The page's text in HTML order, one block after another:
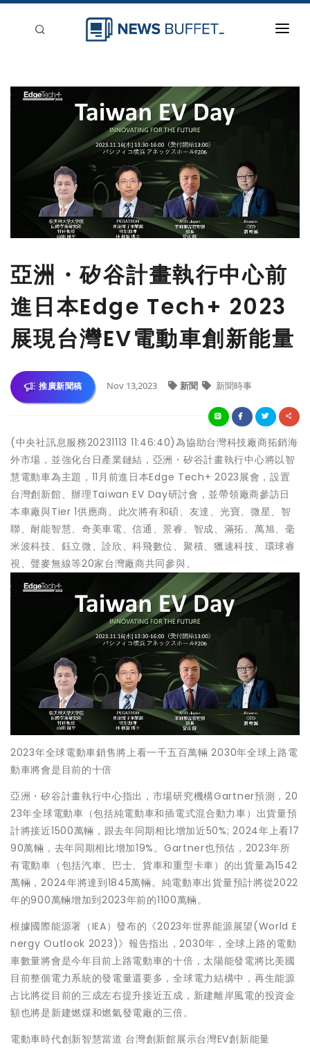
新聞稿分類
刊登
亞洲・矽谷計畫執行中心前
進日本Edge Tech+ 2023
展現台灣EV電動車創新能量
推廣新聞稿 Nov 13,2023 新聞 新聞時事
(中央社訊息服務20231113 11:46:40)為協助台灣科技廠商拓銷海
外市場，並強化台日產業鏈結，亞洲・矽谷計畫執行中心將以智
慧電動車為主題，11月前進日本Edge Tech+ 2023展會，設置
台灣創新館、辦理Taiwan EV Day研討會，並帶領廠商參訪日
本車廠與Tier 1供應商。此次將有和碩、友達、光寶、微星、智
聯、耐能智慧、奇美車電、信通、景睿、智成、滿拓、萬旭、毫
米波科技、鈺立微、詮欣、科飛數位、聚積、獵速科技、環球睿
視、聲麥無線等20家台灣廠商共同參與。
2023年全球電動車銷售將上看一千五百萬輛 2030年全球上路電
動車將會是目前的十倍
亞洲・矽谷計畫執行中心指出，市場研究機構Gartner預測，20
23年全球電動車（包括純電動車和插電式混合動力車）出貨量預
計將接近1500萬輛，跟去年同期相比增加近50%; 2024年上看17
90萬輛，去年同期相比增加19%。Gartner也預估，2023年所
有電動車（包括汽車、巴士、貨車和重型卡車）的出貨量為1542
萬輛，2024年將達到1845萬輛。純電動車出貨量預計將從2022
年的900萬輛增加到2023年前的1100萬輛。
根據國際能源署（IEA）發布的《2023年世界能源展望(World E
nergy Outlook 2023)》報告指出，2030年，全球上路的電動
車數量將會是今年目前上路電動車的十倍，太陽能發電將比美國
目前整個電力系統的發電量還要多，全球電力結構中，再生能源
占比將從目前的三成左右提升接近五成，新建離岸風電的投資金
額也將是新建燃煤和燃氣發電廠的三倍。
電動車時代創新智慧當道 台灣創新館展示台灣EV創新能量